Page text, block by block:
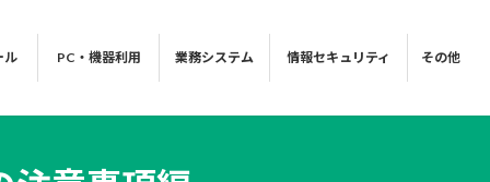
ル PC・機器利用 業務システム 情報セキュリティ その他